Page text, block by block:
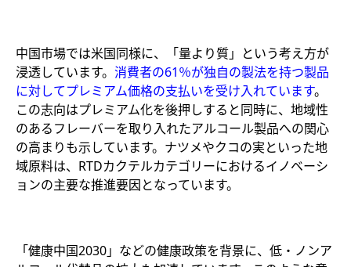
中国市場では米国同様に、「量より質」という考え方が
浸透しています。 消費者の61％が独自の製法を持つ製品
に対してプレミアム価格の支払いを受け入れています。
この志向はプレミアム化を後押しすると同時に、地域性
のあるフレーバーを取り入れたアルコール製品への関心
の高まりも示しています。ナツメやクコの実といった地
域原料は、RTDカクテルカテゴリーにおけるイノベーシ
ョンの主要な推進要因となっています。
「健康中国2030」などの健康政策を背景に、低・ノンア